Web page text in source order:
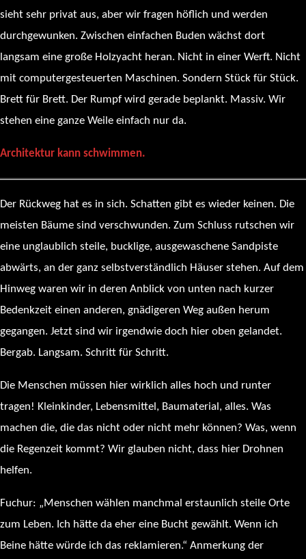
sieht sehr privat aus, aber wir fragen höflich und werden
durchgewunken. Zwischen einfachen Buden wächst dort
langsam eine große Holzyacht heran. Nicht in einer Werft. Nicht
mit computergesteuerten Maschinen. Sondern Stück für Stück.
Brett für Brett. Der Rumpf wird gerade beplankt. Massiv. Wir
stehen eine ganze Weile einfach nur da.
Architektur kann schwimmen.
Der Rückweg hat es in sich. Schatten gibt es wieder keinen. Die
meisten Bäume sind verschwunden. Zum Schluss rutschen wir
eine unglaublich steile, bucklige, ausgewaschene Sandpiste
abwärts, an der ganz selbstverständlich Häuser stehen. Auf dem
Hinweg waren wir in deren Anblick von unten nach kurzer
Bedenkzeit einen anderen, gnädigeren Weg außen herum
gegangen. Jetzt sind wir irgendwie doch hier oben gelandet.
Bergab. Langsam. Schritt für Schritt.
Die Menschen müssen hier wirklich alles hoch und runter
tragen! Kleinkinder, Lebensmittel, Baumaterial, alles. Was
machen die, die das nicht oder nicht mehr können? Was, wenn
die Regenzeit kommt? Wir glauben nicht, dass hier Drohnen
helfen.
Fuchur: „Menschen wählen manchmal erstaunlich steile Orte
zum Leben. Ich hätte da eher eine Bucht gewählt. Wenn ich
Beine hätte würde ich das reklamieren.“ Anmerkung der